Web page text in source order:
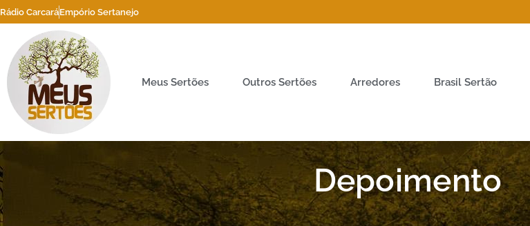
Rádio CarcaráEmpório Sertanejo
Meus Sertões Outros Sertões Arredores Brasil Sertão
Depoimento